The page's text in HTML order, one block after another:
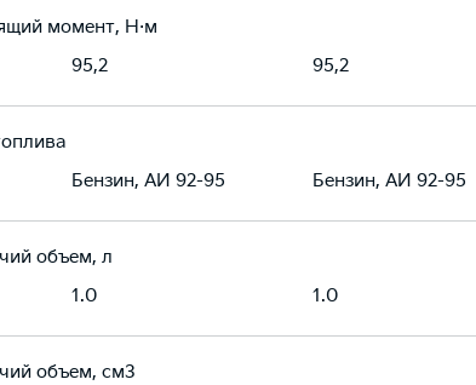
момент, Н·м
95,2 95,2
Бензин, АИ 92-95 Бензин, АИ 92-95
объем, л
1.0 1.0
объем, см3